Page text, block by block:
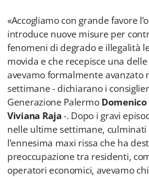
«Accogliamo con grande favore
introduce nuove misure per
fenomeni di degrado e illegalità
movida e che recepisce una
avevamo formalmente avanzato
settimane - dichiarano i
Generazione Palermo
Viviana Raja-. Dopo i gravi
nelle ultime settimane, culminati
l’ennesima maxi rissa che ha
preoccupazione tra residenti,
operatori economici, avevamo